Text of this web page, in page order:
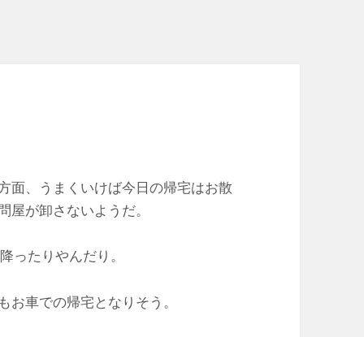
面、うまくいけば今日の帰宅はお散
が卸さないようだ。
ったりやんだり。
車での帰宅となりそう。